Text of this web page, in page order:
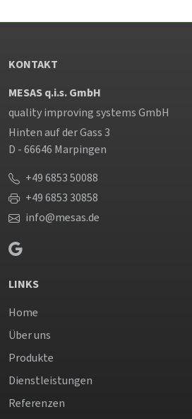
KONTAKT
MESAS q.i.s. GmbH
quality improving systems GmbH
Hinten auf der Gass 3
D - 66646 Marpingen
+49 6853 50088
+49 6853 30858
info@mesas.de
LINKS
Home
Über uns
Produkte
Dienstleistungen
Referenzen